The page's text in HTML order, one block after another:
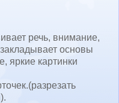
речь, внимание,
основы
яркие картинки